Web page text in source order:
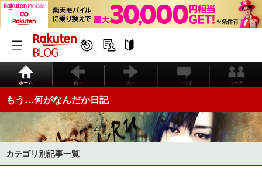
ホーム 前へ 次へ コメント シェア
もう…何がなんだか日記
カテゴリ別記事一覧